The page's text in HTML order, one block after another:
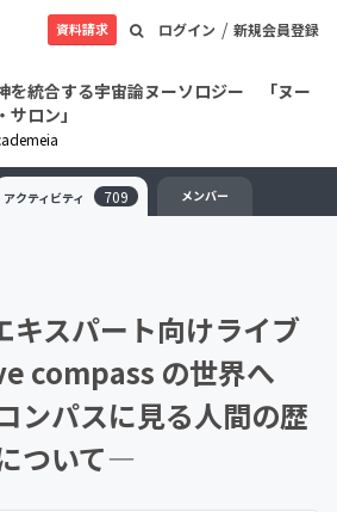
ログイン / 新規会員登録
資料請求
を統合する宇宙論ヌーソロジー 「ヌー
サロン」
アクティビティ 709 メンバー
キスパート向けライブ
compass の世界へ
パスに見る人間の歴
ついて―